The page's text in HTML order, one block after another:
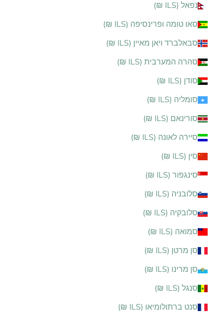
נפאל (ILS ₪)
סאו טומה ופרינסיפה (ILS ₪)
סבאלברד ויאן מאיין (ILS ₪)
סהרה המערבית (ILS ₪)
סודן (ILS ₪)
סומליה (ILS ₪)
סורינאם (ILS ₪)
סיירה לאונה (ILS ₪)
סין (ILS ₪)
סינגפור (ILS ₪)
סלובניה (ILS ₪)
סלובקיה (ILS ₪)
סמואה (ILS ₪)
סן מרטן (ILS ₪)
סן מרינו (ILS ₪)
סנגל (ILS ₪)
סנט ברתולומיאו (ILS ₪)